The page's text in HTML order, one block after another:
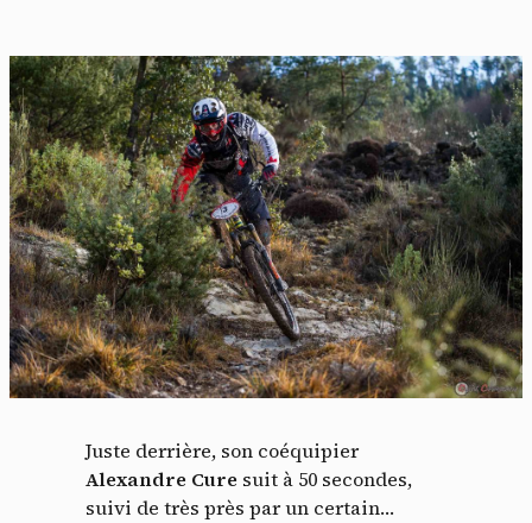
Juste derrière, son coéquipier
Alexandre Cure suit à 50 secondes,
suivi de très près par un certain…